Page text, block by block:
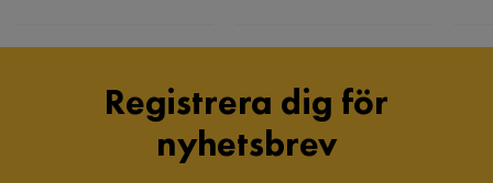
Registrera dig för
nyhetsbrev